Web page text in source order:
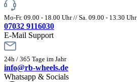
Mo-Fr. 09.00 - 18.00 Uhr // Sa. 09.00 - 13.30 Uhr
07032 9116030
E-Mail Support
24h / 365 Tage im Jahr
info@rb-wheels.de
Whatsapp & Socials